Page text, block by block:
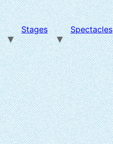
Stages Spectacles